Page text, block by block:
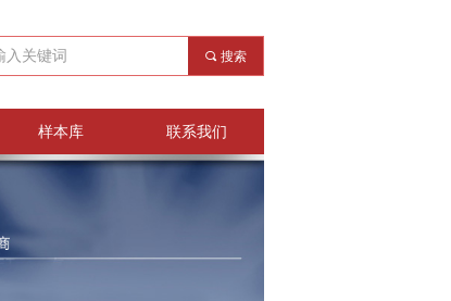
样本库 联系我们
끠 搜索